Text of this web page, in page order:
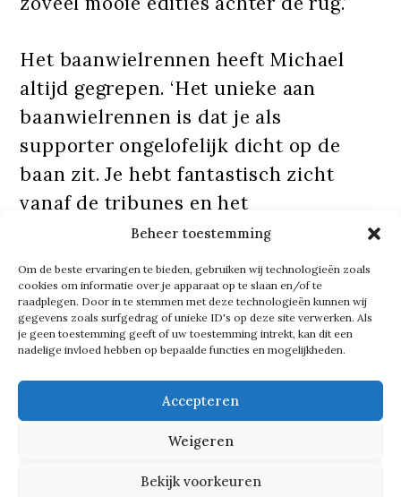
Beheer toestemming
Om de beste ervaringen te bieden, gebruiken wij technologieën zoals
cookies om informatie over je apparaat op te slaan en/of te
raadplegen. Door in te stemmen met deze technologieën kunnen wij
gegevens zoals surfgedrag of unieke ID's op deze site verwerken. Als
je geen toestemming geeft of uw toestemming intrekt, kan dit een
nadelige invloed hebben op bepaalde functies en mogelijkheden.
Accepteren
Weigeren
Bekijk voorkeuren
Het baanwielrennen heeft Michael
altijd gegrepen. ‘Het unieke aan
baanwielrennen is dat je als
supporter ongelofelijk dicht op de
baan zit. Je hebt fantastisch zicht
vanaf de tribunes en het
middenterrein. En wat ook bijzonder
is: alles gebeurt in de arena. Vaak zie
je bij grote sportevenementen dat de
hospitality buiten de arena
plaatsvindt, maar bij de Zesdaagse
niet. Het is middenin de arena. Je ziet
renners met ongelofelijke snelheden
om je heen razen. Dat is uniek, toch?’
Tekst gaat verder onder de foto